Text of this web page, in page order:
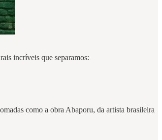
incríveis que separamos:
como a obra Abaporu, da artista brasileira